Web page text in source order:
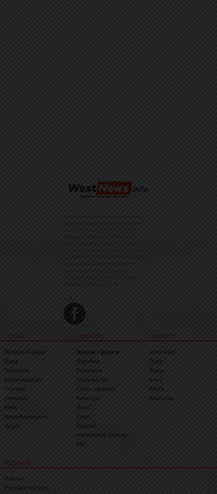
РЕГІОНИ
Західна Україна
Львів
Тернопіль
Хмельницький
Чернівці
Ужгород
Рівне
Івано-Франківськ
Луцьк
РУБРИКИ
Новини з фронту
Політика
Економіка
Суспільство
Сім'я і здоров'я
Культура
Події
Спорт
Туризм
Неймовірна Україна
Світ
НАГОЛОС
Спецтема
Львів
Відео
Фото
Блоги
Коментар
РЕДАКЦІЯ
Про нас
Реклама на сайті